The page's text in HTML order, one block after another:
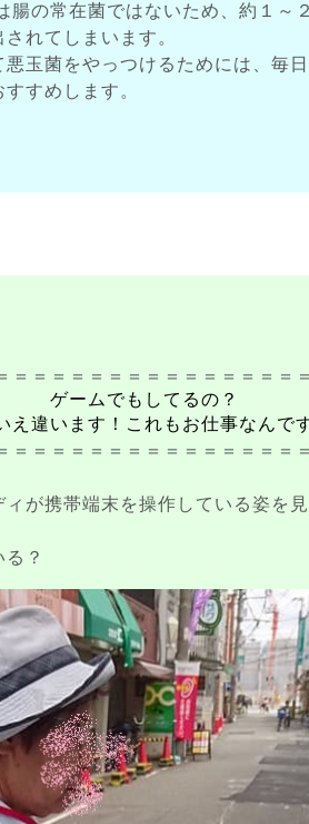
腸の常在菌ではないため、約１～
れてしまいます。
悪玉菌をやっつけるためには、毎
すめします。
＝＝＝＝＝＝＝＝＝＝＝＝＝＝＝
ゲームでもしてるの？
え違います！ これもお仕事なんで
＝＝＝＝＝＝＝＝＝＝＝＝＝＝＝
ィが携帯端末を操作している姿を
？